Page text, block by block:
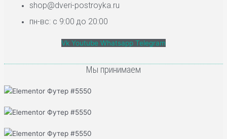
shop@dveri-postroyka.ru
пн-вс: с 9:00 до 20:00
Vk Youtube Whatsapp Telegram
Мы принимаем